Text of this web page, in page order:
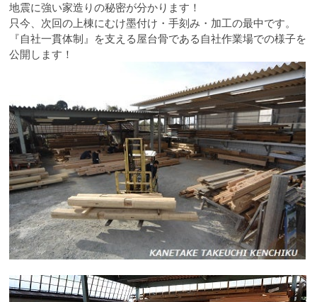
地震に強い家造りの秘密が分かります！
只今、次回の上棟にむけ墨付け・手刻み・加工の最中です。
『自社一貫体制』を支える屋台骨である自社作業場での様子を
公開します！